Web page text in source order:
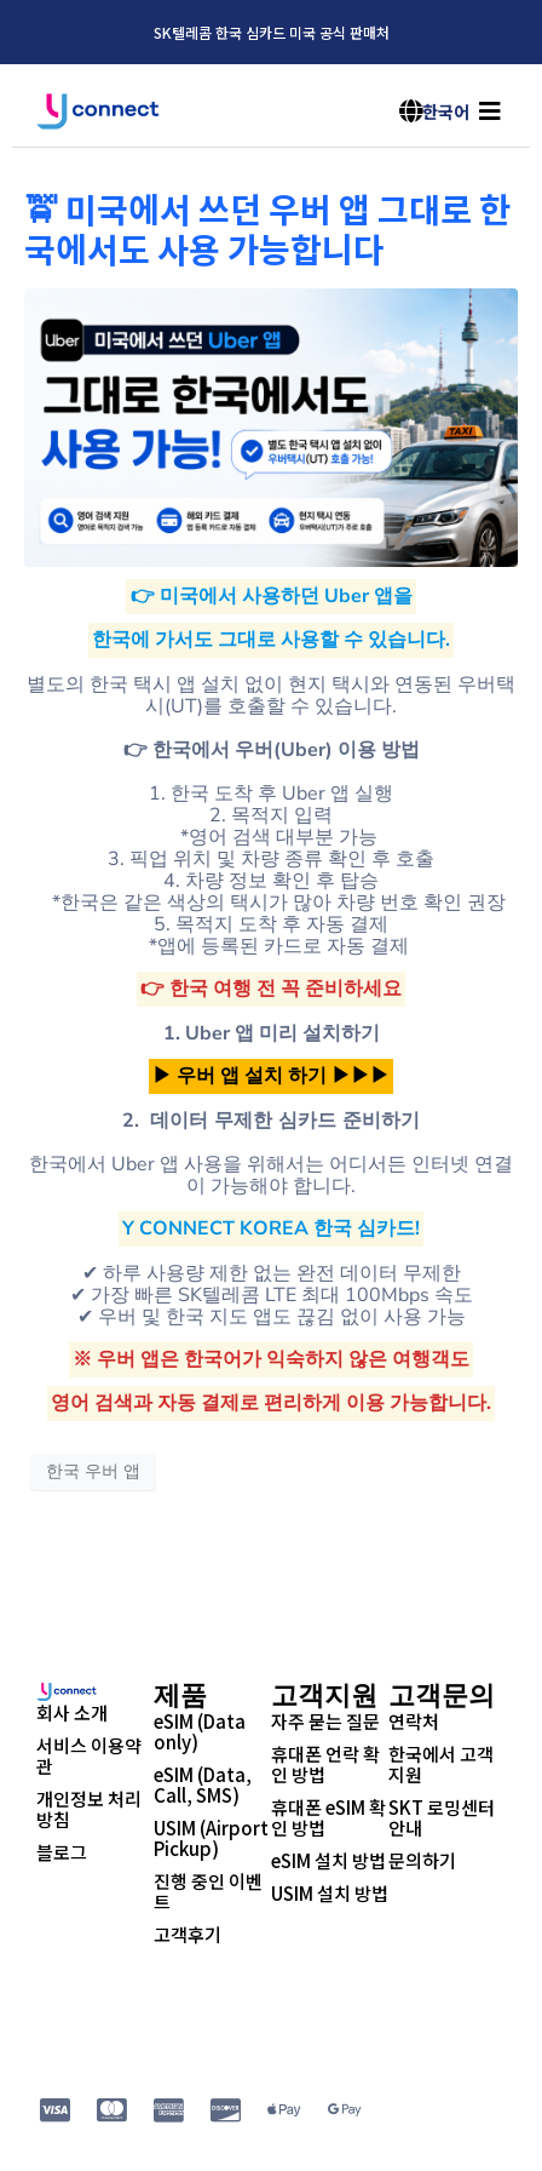
SK텔레콤 한국 심카드 미국 공식 판매처
한국어
🚖 미국에서 쓰던 우버 앱 그대로 한
국에서도 사용 가능합니다
👉 미국에서 사용하던 Uber 앱을
한국에 가서도 그대로 사용할 수 있습니다.
별도의 한국 택시 앱 설치 없이 현지 택시와 연동된 우버택
시(UT)를 호출할 수 있습니다.
👉 한국에서 우버(Uber) 이용 방법
1. 한국 도착 후 Uber 앱 실행
2. 목적지 입력
*영어 검색 대부분 가능
3. 픽업 위치 및 차량 종류 확인 후 호출
4. 차량 정보 확인 후 탑승
*한국은 같은 색상의 택시가 많아 차량 번호 확인 권장
5. 목적지 도착 후 자동 결제
*앱에 등록된 카드로 자동 결제
👉 한국 여행 전 꼭 준비하세요
1. Uber 앱 미리 설치하기
▶ 우버 앱 설치 하기 ▶▶▶
2. 데이터 무제한 심카드 준비하기
한국에서 Uber 앱 사용을 위해서는 어디서든 인터넷 연결
이 가능해야 합니다.
Y CONNECT KOREA 한국 심카드!
✔ 하루 사용량 제한 없는 완전 데이터 무제한
✔ 가장 빠른 SK텔레콤 LTE 최대 100Mbps 속도
✔ 우버 및 한국 지도 앱도 끊김 없이 사용 가능
※ 우버 앱은 한국어가 익숙하지 않은 여행객도
영어 검색과 자동 결제로 편리하게 이용 가능합니다.
한국 우버 앱
회사 소개
서비스 이용약
관
개인정보 처리
방침
블로그
제품
eSIM (Data
only)
eSIM (Data,
Call, SMS)
USIM (Airport
Pickup)
진행 중인 이벤
트
고객후기
고객지원
자주 묻는 질문
휴대폰 언락 확
인 방법
휴대폰 eSIM 확
인 방법
eSIM 설치 방법
USIM 설치 방법
고객문의
연락처
한국에서 고객
지원
SKT 로밍센터
안내
문의하기